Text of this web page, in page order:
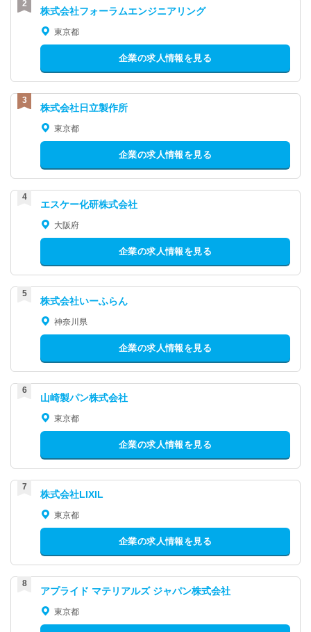
株式会社フォーラムエンジニアリング
東京都
企業の求人情報を見る
株式会社日立製作所
東京都
企業の求人情報を見る
エスケー化研株式会社
大阪府
企業の求人情報を見る
株式会社いーふらん
神奈川県
企業の求人情報を見る
山崎製パン株式会社
東京都
企業の求人情報を見る
株式会社LIXIL
東京都
企業の求人情報を見る
アプライド マテリアルズ ジャパン株式会社
東京都